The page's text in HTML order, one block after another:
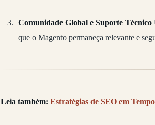
Comunidade Global e Suporte Técnico
que o Magento permaneça relevante e
Leia também: Estratégias de SEO em